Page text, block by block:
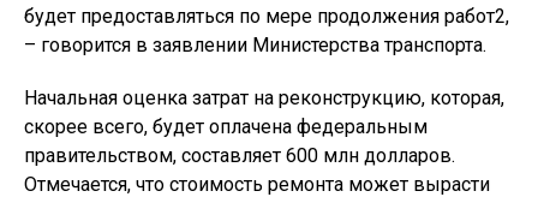
будет предоставляться по мере продолжения работ2,
– говорится в заявлении Министерства транспорта.
Начальная оценка затрат на реконструкцию, которая,
скорее всего, будет оплачена федеральным
правительством, составляет 600 млн долларов.
Отмечается, что стоимость ремонта может вырасти